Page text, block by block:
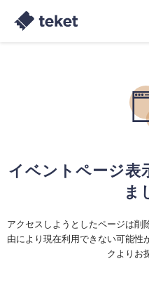
イベントページ表
ま
アクセスしようとしたページは削
由により現在利用できない可能性
クよりお